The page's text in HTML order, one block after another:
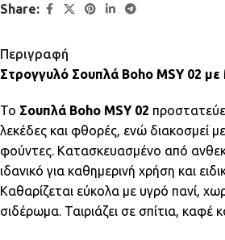
Share:
Περιγραφή
Στρογγυλό Σουπλά Boho MSY 02
Το Σουπλά Boho MSY 02
λεκέδες και φθορές, ενώ διακοσμεί
φούντες. Κατασκευασμένο από
ιδανικό για καθημερινή χρήση και
Καθαρίζεται εύκολα με υγρό πανί,
σιδέρωμα. Ταιριάζει σε σπίτια, καφέ